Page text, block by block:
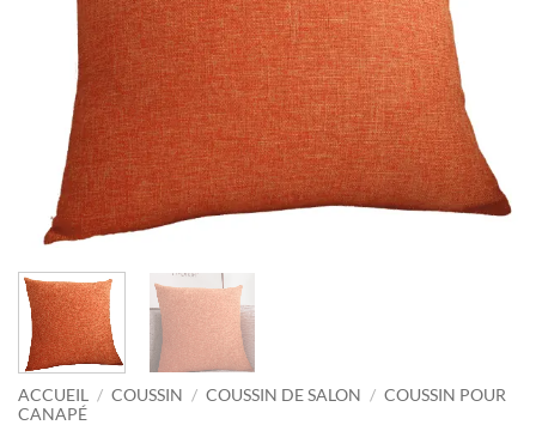
ACCUEIL / COUSSIN / COUSSIN DE SALON / COUSSIN POUR
CANAPÉ